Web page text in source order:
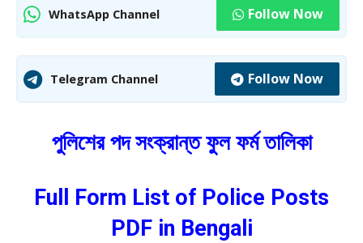
WhatsApp Channel Follow Now
Telegram Channel Follow Now
পুলিশের পদ সংক্রান্ত ফুল ফর্ম তালিকা
Full Form List of Police Posts
PDF in Bengali